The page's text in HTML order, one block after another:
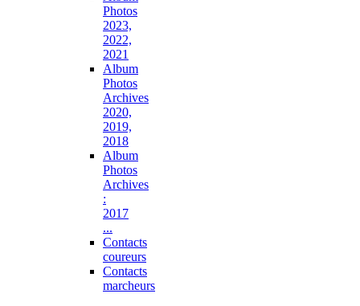
Photos
2023,
2022,
2021
Album
Photos
Archives
2020,
2019,
2018
Album
Photos
Archives
:
2017
...
Contacts
coureurs
Contacts
marcheurs